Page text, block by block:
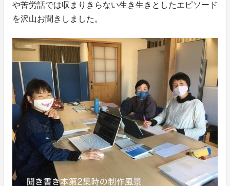
や苦労話では収まりきらない生き生きとしたエピソード
を沢山お聞きしました。